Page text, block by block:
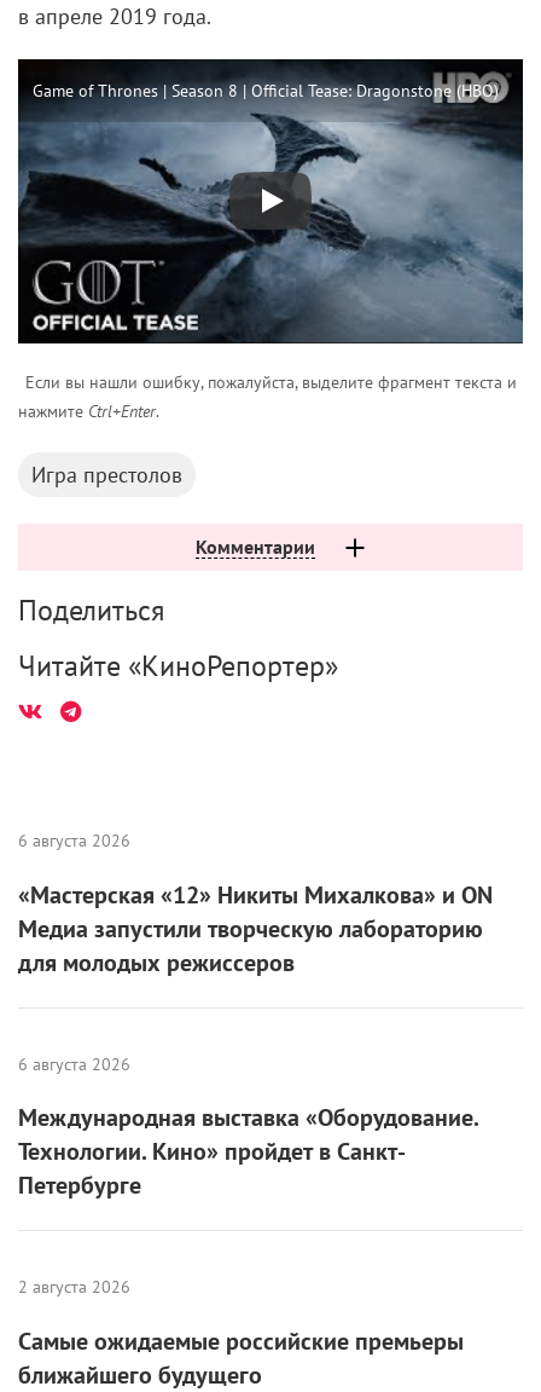
в апреле 2019 года.
Game of Thrones | Season 8 | Official Tease: Dragonstone (HBO)
Если вы нашли ошибку, пожалуйста, выделите фрагмент текста и
нажмите Ctrl+Enter.
Игра престолов
Комментарии
Поделиться
Читайте «КиноРепортер»
6 августа 2026
«Мастерская «12» Никиты Михалкова» и ON
Медиа запустили творческую лабораторию
для молодых режиссеров
6 августа 2026
Международная выставка «Оборудование.
Технологии. Кино» пройдет в Санкт-
Петербурге
2 августа 2026
Самые ожидаемые российские премьеры
ближайшего будущего